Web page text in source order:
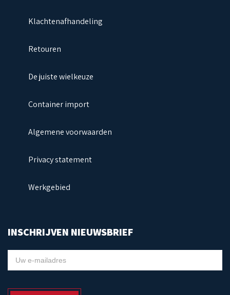
Klachtenafhandeling
Retouren
De juiste wielkeuze
Container import
Algemene voorwaarden
Privacy statement
Werkgebied
INSCHRIJVEN NIEUWSBRIEF
NIEUWSBRIEF